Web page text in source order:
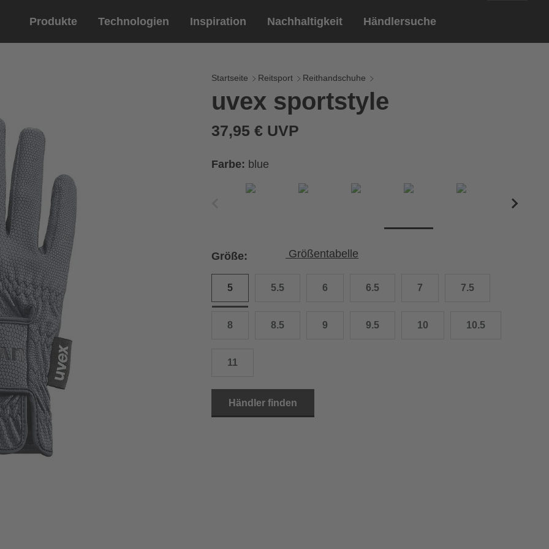
Produkte
Eyewear
Sportbrillen
Lifestyle Brillen
Technologien
Reithandschuhe
Inspiration Nachhaltigkeit Händlersuche
Startseite Reitsport Reithandschuhe
uvex sportstyle
37,95 € UVP
Farbe: blue
Größe: Größentabelle
5 5.5 6 6.5 7 7.5
8 8.5 9 9.5 10 10.5
11
Handumfang messen
der Größentabelle
x Umfang
15.0 cm
15.5 cm
16.0 cm
16.5 cm
17.0 cm
18.0 cm
19.0 cm
23.0 cm
24.0 cm
29.0 cm
Händler finden